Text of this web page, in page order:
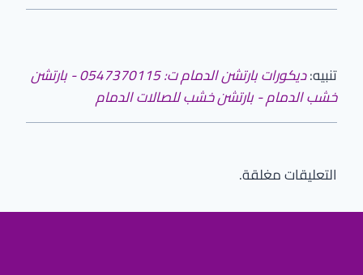
تنبيه:
ديكورات بارتشن الدمام ت: 0547370115 - بارتشن
خشب الدمام - بارتشن خشب للصالات الدمام
التعليقات مغلقة.